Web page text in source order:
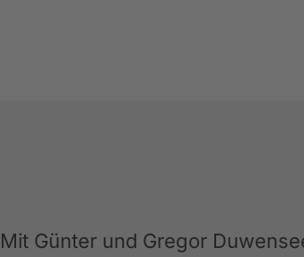
Mit Günter und Gregor